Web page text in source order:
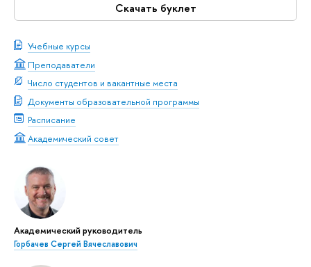
Скачать буклет
Учебные курсы
Преподаватели
Число студентов и вакантные места
Документы образовательной программы
Расписание
Академический совет
Академический руководитель
Горбачев Сергей Вячеславович